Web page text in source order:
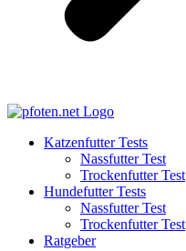
Katzenfutter Tests
Nassfutter Test
Trockenfutter Test
Hundefutter Tests
Nassfutter Test
Trockenfutter Test
Ratgeber